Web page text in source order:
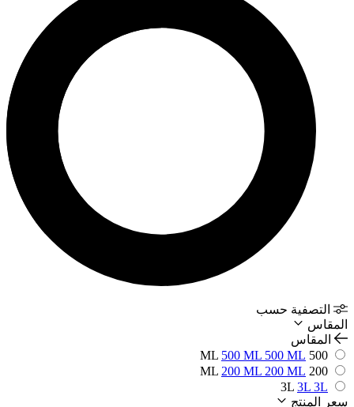
التصفية حسب
المقاس
المقاس
500 ML
500 ML 500 ML
200 ML
200 ML 200 ML
3L 3L 3L
سعر المنتج